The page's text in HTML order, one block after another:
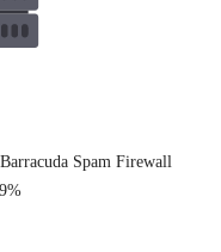
Spam Firewall